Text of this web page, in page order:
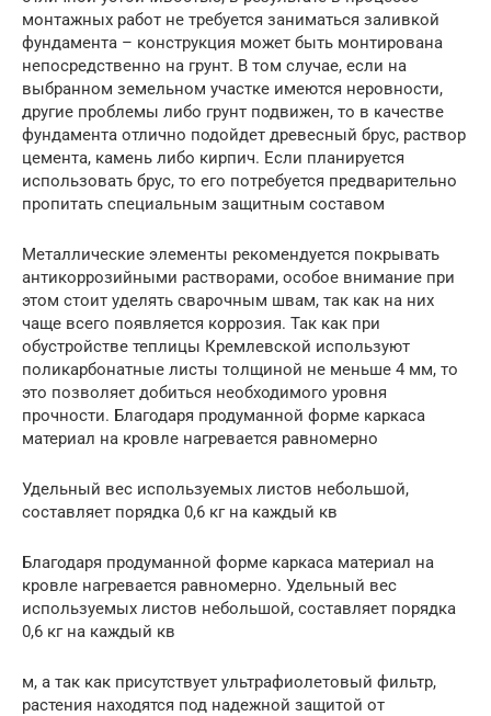
монтажных работ не требуется заниматься заливкой
фундамента – конструкция может быть монтирована
непосредственно на грунт. В том случае, если на
выбранном земельном участке имеются неровности,
другие проблемы либо грунт подвижен, то в качестве
фундамента отлично подойдет древесный брус, раствор
цемента, камень либо кирпич. Если планируется
использовать брус, то его потребуется предварительно
пропитать специальным защитным составом
Металлические элементы рекомендуется покрывать
антикоррозийными растворами, особое внимание при
этом стоит уделять сварочным швам, так как на них
чаще всего появляется коррозия. Так как при
обустройстве теплицы Кремлевской используют
поликарбонатные листы толщиной не меньше 4 мм, то
это позволяет добиться необходимого уровня
прочности. Благодаря продуманной форме каркаса
материал на кровле нагревается равномерно
Удельный вес используемых листов небольшой,
составляет порядка 0,6 кг на каждый кв
Благодаря продуманной форме каркаса материал на
кровле нагревается равномерно. Удельный вес
используемых листов небольшой, составляет порядка
0,6 кг на каждый кв
м, а так как присутствует ультрафиолетовый фильтр,
растения находятся под надежной защитой от